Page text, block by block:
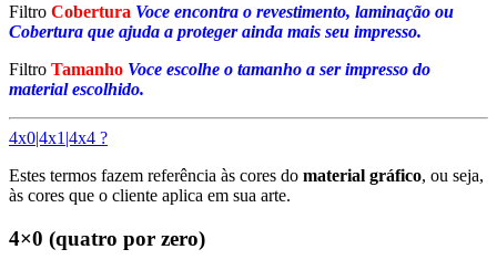
Filtro Cobertura Voce encontra o revestimento, laminação ou
Cobertura que ajuda a proteger ainda mais seu impresso.
Filtro Tamanho Voce escolhe o tamanho a ser impresso do
material escolhido.
4x0|4x1|4x4 ?
Estes termos fazem referência às cores do material gráfico, ou seja,
às cores que o cliente aplica em sua arte.
4×0 (quatro por zero)